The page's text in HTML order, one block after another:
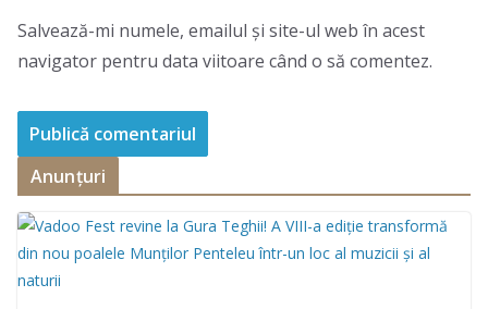
Salvează-mi numele, emailul și site-ul web în acest
navigator pentru data viitoare când o să comentez.
Anunțuri